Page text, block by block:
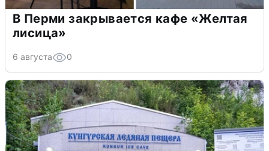
В Перми закрывается кафе «Желтая
лисица»
6 августа 0